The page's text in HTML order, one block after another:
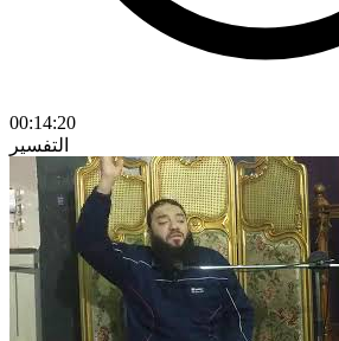
00:14:20
التفسير